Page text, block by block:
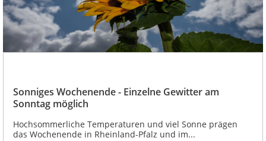
Sonniges Wochenende - Einzelne Gewitter am
Sonntag möglich
Hochsommerliche Temperaturen und viel Sonne prägen
das Wochenende in Rheinland-Pfalz und im...